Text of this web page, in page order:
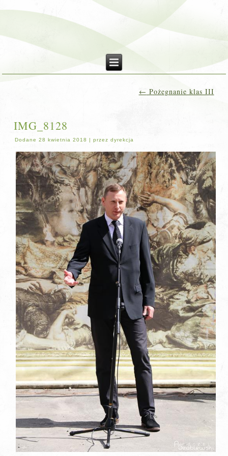
← Pożegnanie klas III
IMG_8128
Dodane 28 kwietnia 2018 |przez dyrekcja